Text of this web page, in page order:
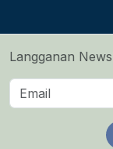
Langganan